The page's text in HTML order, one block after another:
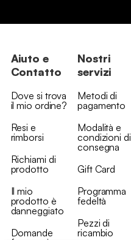
Aiuto e
Contatto
Dove si trova
il mio ordine?
Resi e
rimborsi
Richiami di
prodotto
Il mio
prodotto è
danneggiato
Domande
Nostri
servizi
Metodi di
pagamento
Modalità e
condizioni di
consegna
Gift Card
Programma
fedeltà
Pezzi di
ricambio